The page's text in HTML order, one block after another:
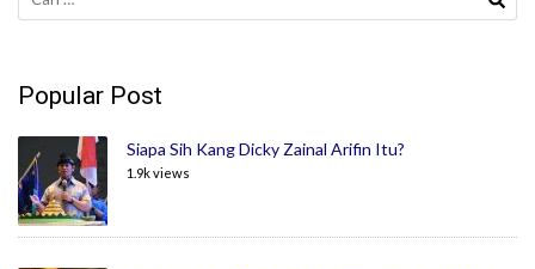
untuk:
Popular Post
Siapa Sih Kang Dicky Zainal Arifin Itu?
1.9k views